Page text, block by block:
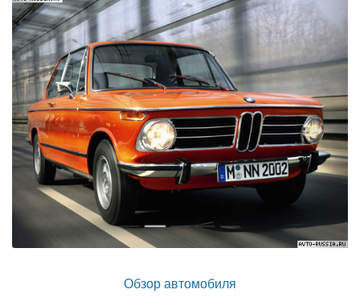
Назад
Обзор автомобиля